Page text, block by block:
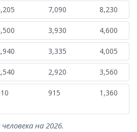
7,090 8,230
3,930 4,600
3,335 4,005
2,920 3,560
915 1,360
человека на 2026.